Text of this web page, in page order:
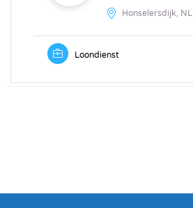
Honselersdijk, NL
Loondienst